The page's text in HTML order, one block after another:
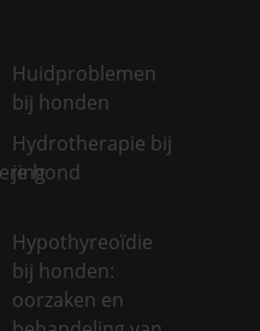
Huidproblemen
bij honden
Hydrotherapie bij
je hond
Hypothyreoïdie
bij honden:
oorzaken en